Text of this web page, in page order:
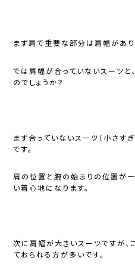
まず肩で重要な部分は肩幅があり
では肩幅が合っていないスーツと
のでしょうか？
まず合っていないスーツ（小さす
です。
肩の位置と腕の始まりの位置が
い着心地になります。
次に肩幅が大きいスーツですが、
ておられる方が多いです。